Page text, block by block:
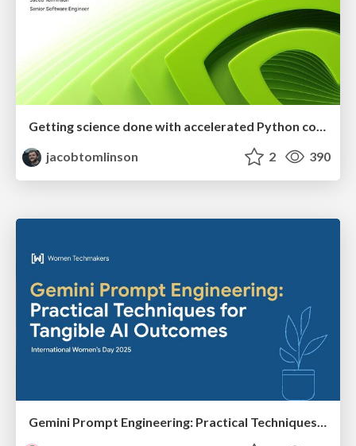
jacobtomlinson
2 390
Gemini Prompt Engineering: Practical Techniques for Tangible AI Outcomes